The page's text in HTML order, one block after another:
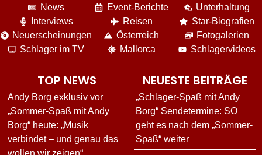
News
Interviews
Neuerscheinungen
Schlager im TV
Event-Berichte
Reisen
Österreich
Mallorca
Unterhaltung
Star-Biografien
Fotogalerien
Schlagervideos
TOP NEWS
Andy Borg exklusiv vor
„Sommer-Spaß mit Andy
Borg“ heute: „Musik
verbindet – und genau das
wollen wir zeigen“
NEUESTE BEITRÄGE
„Schlager-Spaß mit Andy
Borg“ Sendetermine: SO
geht es nach dem „Sommer-
Spaß“ weiter